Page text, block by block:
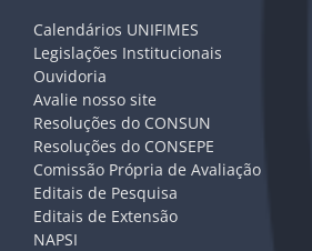
Calendários UNIFIMES
Legislações Institucionais
Ouvidoria
Avalie nosso site
Resoluções do CONSUN
Resoluções do CONSEPE
Comissão Própria de Avaliação
Editais de Pesquisa
Editais de Extensão
NAPSI